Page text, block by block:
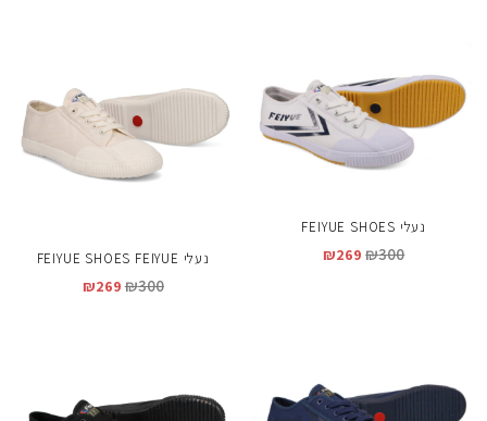
נעלי FEIYUE SHOES
₪300
₪269 נעלי FEIYUE SHOES FEIYUE
₪300
₪269